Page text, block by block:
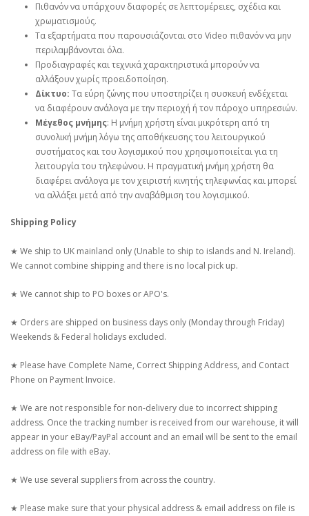
Πιθανόν να υπάρχουν διαφορές σε λεπτομέρειες, σχέδια και
χρωματισμούς.
Τα εξαρτήματα που παρουσιάζονται στο Video πιθανόν να μην
περιλαμβάνονται όλα.
Προδιαγραφές και τεχνικά χαρακτηριστικά μπορούν να
αλλάξουν χωρίς προειδοποίηση.
Δίκτυο: Τα εύρη ζώνης που υποστηρίζει η συσκευή ενδέχεται
να διαφέρουν ανάλογα με την περιοχή ή τον πάροχο υπηρεσιών.
Μέγεθος μνήμης: Η μνήμη χρήστη είναι μικρότερη από τη
συνολική μνήμη λόγω της αποθήκευσης του λειτουργικού
συστήματος και του λογισμικού που χρησιμοποιείται για τη
λειτουργία του τηλεφώνου. Η πραγματική μνήμη χρήστη θα
διαφέρει ανάλογα με τον χειριστή κινητής τηλεφωνίας και μπορεί
να αλλάξει μετά από την αναβάθμιση του λογισμικού.
Shipping Policy
★ We ship to UK mainland only (Unable to ship to islands and N. Ireland).
We cannot combine shipping and there is no local pick up.
★ We cannot ship to PO boxes or APO's.
★ Orders are shipped on business days only (Monday through Friday)
Weekends & Federal holidays excluded.
★ Please have Complete Name, Correct Shipping Address, and Contact
Phone on Payment Invoice.
★ We are not responsible for non-delivery due to incorrect shipping
address. Once the tracking number is received from our warehouse, it will
appear in your eBay/PayPal account and an email will be sent to the email
address on file with eBay.
★ We use several suppliers from across the country.
★ Please make sure that your physical address & email address on file is